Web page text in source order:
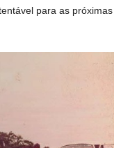
para as próximas